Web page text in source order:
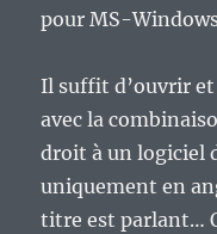
pour MS-
Il suffit d’ouvrir
avec la
droit à un logiciel
uniquement en
titre est parlant…